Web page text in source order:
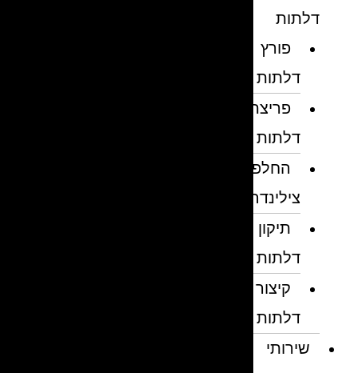
דלתות
פורץ
דלתות
פריצת
דלתות
החלפת
צילינדרים
תיקון
דלתות
קיצור
דלתות
שירותי